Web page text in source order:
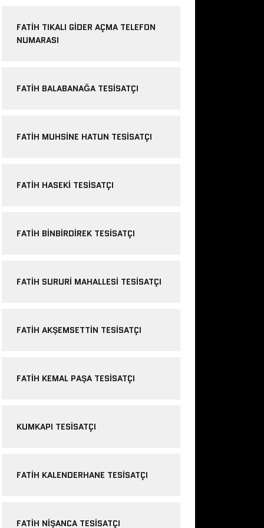
FATIH TIKALI GIDER AÇMA TELEFON
NUMARASI
FATIH BALABANAĞA TESISATÇI
FATIH MUHSINE HATUN TESISATÇI
FATIH HASEKI TESISATÇI
FATIH BINBIRDIREK TESISATÇI
FATIH SURURI MAHALLESI TESISATÇI
FATIH AKŞEMSETTIN TESISATÇI
FATIH KEMAL PAŞA TESISATÇI
KUMKAPI TESISATÇI
FATIH KALENDERHANE TESISATÇI
FATIH NIŞANCA TESISATÇI